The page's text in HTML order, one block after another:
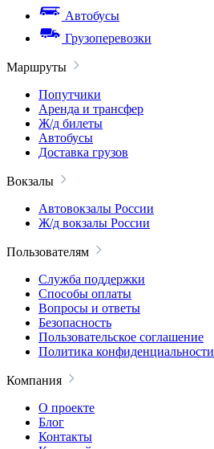
Автобусы
Грузоперевозки
Маршруты
Попутчики
Аренда и трансфер
Ж/д билеты
Автобусы
Доставка грузов
Вокзалы
Автовокзалы России
Ж/д вокзалы России
Пользователям
Служба поддержки
Способы оплаты
Вопросы и ответы
Безопасность
Пользовательское соглашение
Политика конфиденциальности
Компания
О проекте
Блог
Контакты